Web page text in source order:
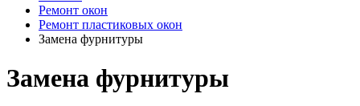
Ремонт окон
Ремонт пластиковых окон
Замена фурнитуры
Замена фурнитуры